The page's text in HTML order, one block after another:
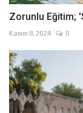
Zorunlu Eğitim;
Kasım 8, 2024 0